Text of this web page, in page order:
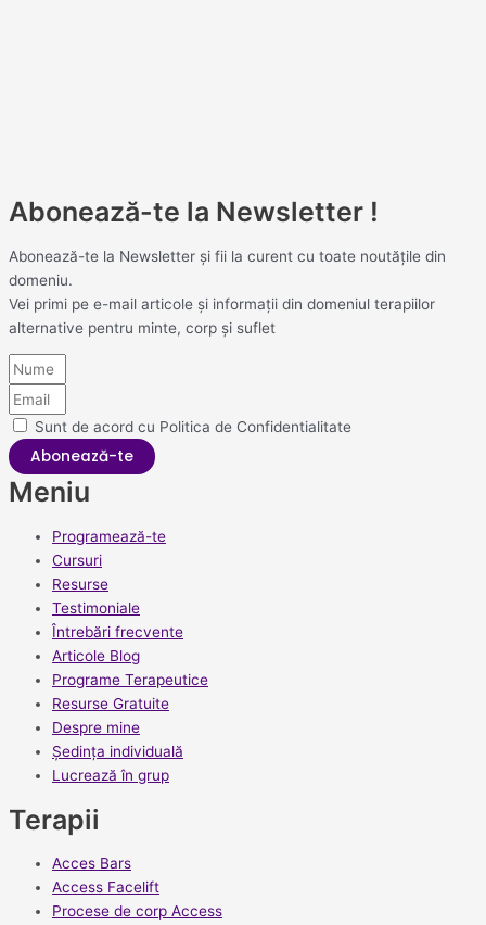
Abonează-te la Newsletter !
Abonează-te la Newsletter și fii la curent cu toate noutățile din
domeniu.
Vei primi pe e-mail articole și informații din domeniul terapiilor
alternative pentru minte, corp și suflet
Sunt de acord cu Politica de Confidentialitate
Abonează-te
Meniu
Programează-te
Cursuri
Resurse
Testimoniale
Întrebări frecvente
Articole Blog
Programe Terapeutice
Resurse Gratuite
Despre mine
Ședința individuală
Lucrează în grup
Terapii
Acces Bars
Access Facelift
Procese de corp Access